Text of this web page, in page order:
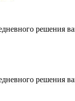
решения
решения